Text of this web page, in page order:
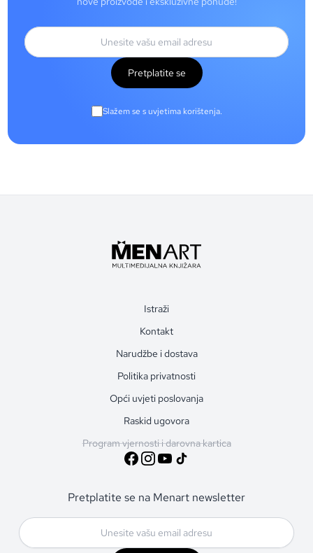
Pretplatite se
Slažem se s uvjetima korištenja.
Istraži
Kontakt
Narudžbe i dostava
Politika privatnosti
Opći uvjeti poslovanja
Raskid ugovora
Program vjernosti i darovna kartica
Pretplatite se na Menart newsletter